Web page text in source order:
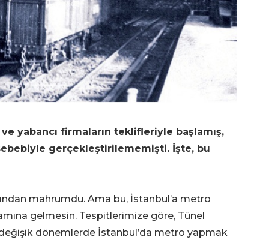
yabancı firmaların teklifleriyle başlamış,
gerçekleştirilememişti. İşte, bu
mahrumdu. Ama bu, İstanbul’a metro
gelmesin. Tespitlerimize göre, Tünel
değişik dönemlerde İstanbul’da metro yapmak